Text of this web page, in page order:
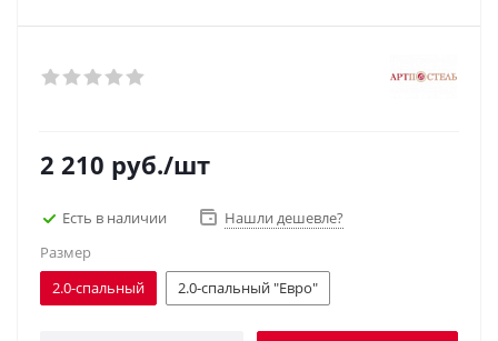
2 210 руб./шт
Есть в наличии
Нашли дешевле?
Размер
2.0-спальный
2.0-спальный "Евро"